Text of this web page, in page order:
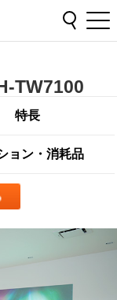
TW7100
特長
ョン・消耗品